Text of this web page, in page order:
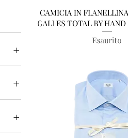
Vista rapida
CAMICIA IN
GALLES TOTAL BY
Esaurito